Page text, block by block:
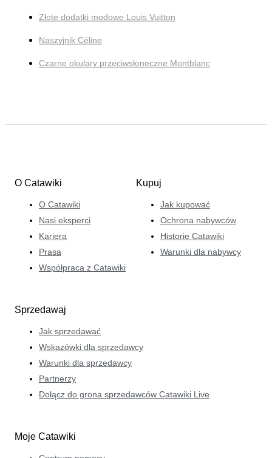
Złote dodatki modowe Louis Vuitton
Naszyjnik Céline
Czarne okulary przeciwsłoneczne Montblanc
O Catawiki
O Catawiki
Nasi eksperci
Kariera
Prasa
Współpraca z Catawiki
Kupuj
Jak kupować
Ochrona nabywców
Historie Catawiki
Warunki dla nabywcy
Sprzedawaj
Jak sprzedawać
Wskazówki dla sprzedawcy
Warunki dla sprzedawcy
Partnerzy
Dołącz do grona sprzedawców Catawiki Live
Moje Catawiki